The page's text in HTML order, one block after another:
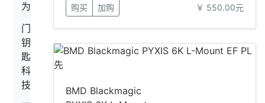
为
门
钥
匙
科
技
购买 加购 ￥ 550.00元
BMD Blackmagic